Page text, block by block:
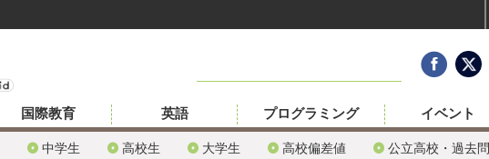
中学生 高校生 大学生 高校偏差値 公立高校・過去問
国際教育 英語 プログラミング イベント